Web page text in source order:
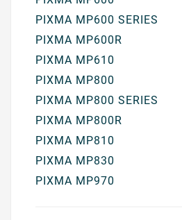
PIXMA MP600 SERIES
PIXMA MP600R
PIXMA MP610
PIXMA MP800
PIXMA MP800 SERIES
PIXMA MP800R
PIXMA MP810
PIXMA MP830
PIXMA MP970